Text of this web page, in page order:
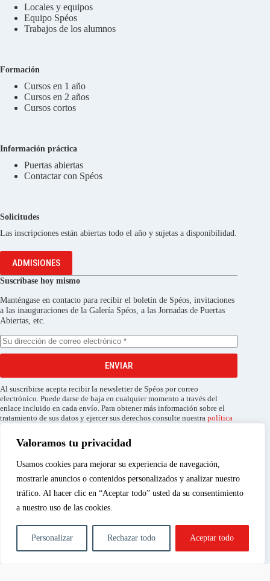
Valoramos tu privacidad
Usamos cookies para mejorar su experiencia de navegación,
mostrarle anuncios o contenidos personalizados y analizar nuestro
tráfico. Al hacer clic en “Aceptar todo” usted da su consentimiento
a nuestro uso de las cookies.
Personalizar Rechazar todo Aceptar todo
Locales y equipos
Equipo Spéos
Trabajos de los alumnos
Formación
Cursos en 1 año
Cursos en 2 años
Cursos cortos
Información práctica
Puertas abiertas
Contactar con Spéos
Solicitudes
Las inscripciones están abiertas todo el año y sujetas a disponibilidad.
ADMISIONES
Suscríbase hoy mismo
Manténgase en contacto para recibir el boletín de Spéos, invitaciones
a las inauguraciones de la Galería Spéos, a las Jornadas de Puertas
Abiertas, etc.
ENVIAR
Al suscribirse acepta recibir la newsletter de Spéos por correo
electrónico. Puede darse de baja en cualquier momento a través del
enlace incluido en cada envío. Para obtener más información sobre el
tratamiento de sus datos y ejercer sus derechos consulte nuestra política